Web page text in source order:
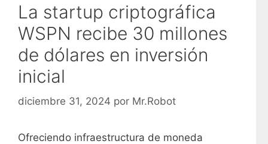
La startup criptográfica
WSPN recibe 30 millones
de dólares en inversión
inicial
diciembre 31, 2024 por Mr.Robot
Ofreciendo infraestructura de moneda